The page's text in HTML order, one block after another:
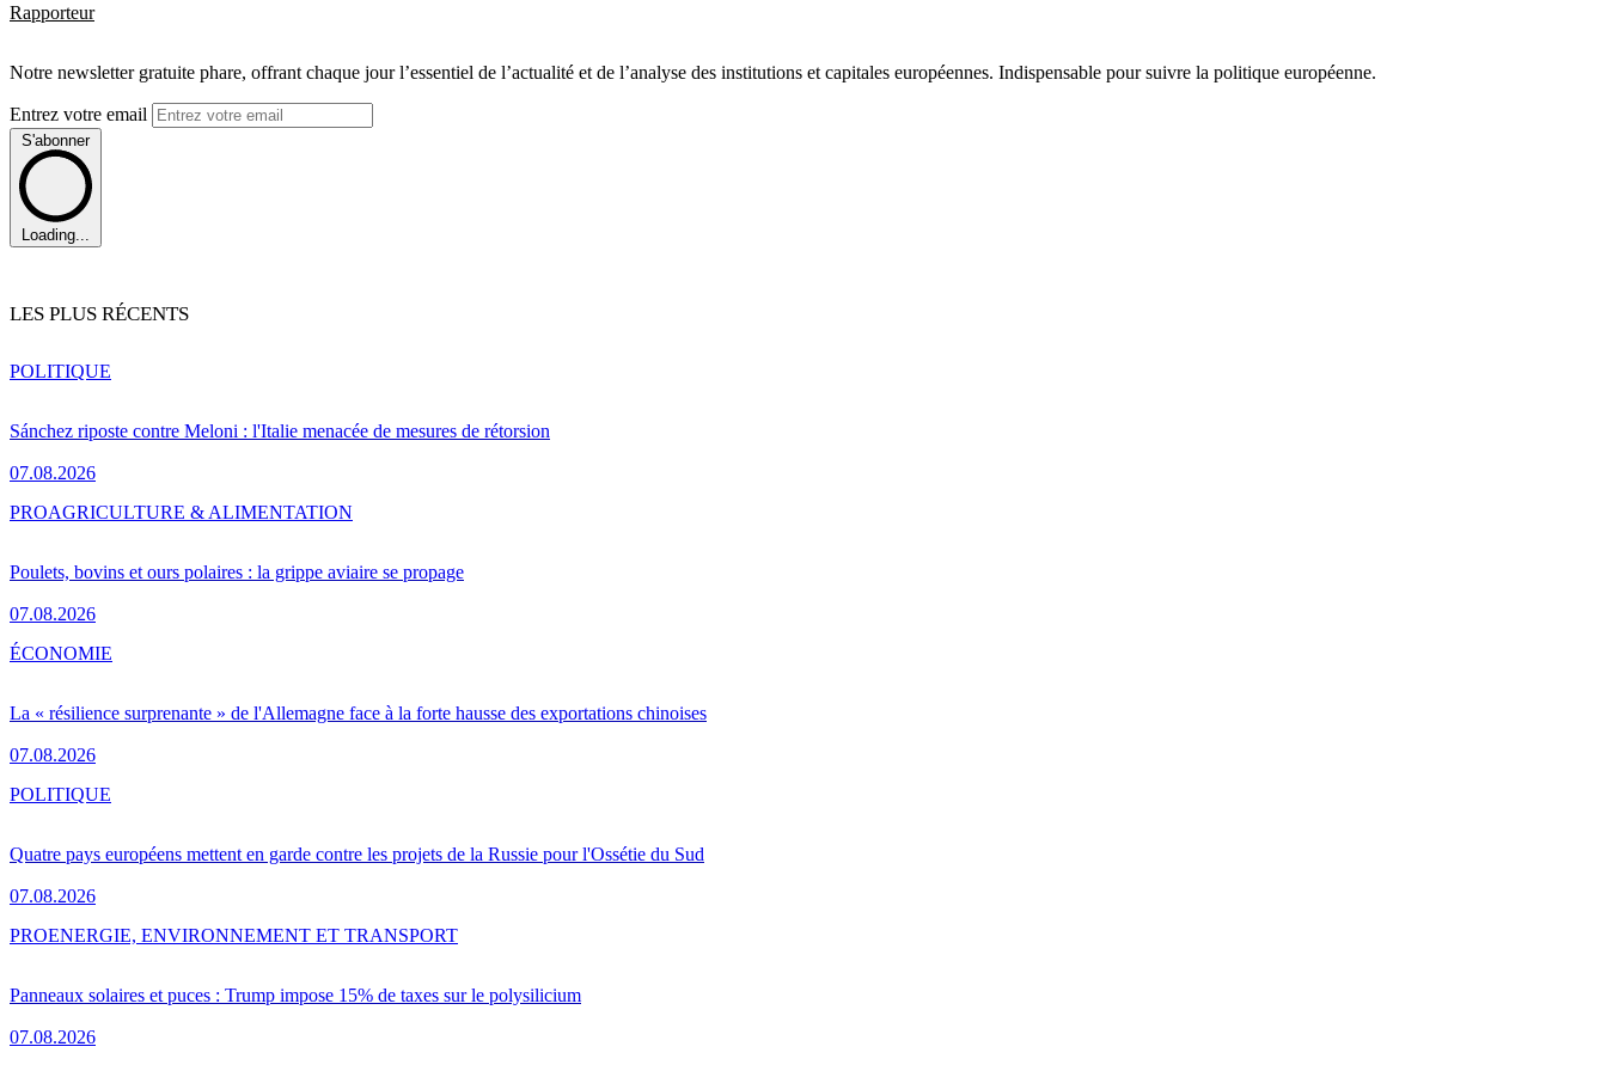
Rapporteur
Notre newsletter gratuite phare, offrant chaque jour l’essentiel de l’actualité et de l’analyse des institutions et capitales européennes. Indispensable pour suivre la politique européenne.
Entrez votre email
S'abonner
Loading...
LES PLUS RÉCENTS
Sánchez riposte contre Meloni : l'Italie menacée de mesures de rétorsion
07.08.2026
POLITIQUE
Poulets, bovins et ours polaires : la grippe aviaire se propage
07.08.2026
PROAGRICULTURE & ALIMENTATION
La « résilience surprenante » de l'Allemagne face à la forte hausse des exportations chinoises
07.08.2026
ÉCONOMIE
Quatre pays européens mettent en garde contre les projets de la Russie pour l'Ossétie du Sud
07.08.2026
POLITIQUE
Panneaux solaires et puces : Trump impose 15% de taxes sur le polysilicium
07.08.2026
PROENERGIE, ENVIRONNEMENT ET TRANSPORT